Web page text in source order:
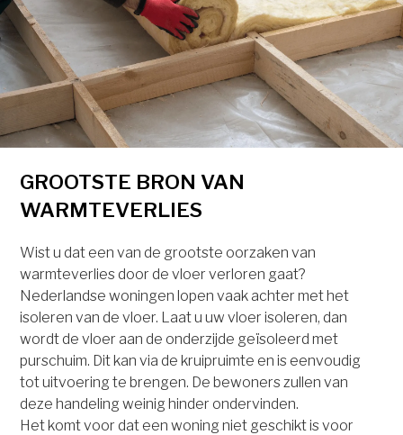
GROOTSTE BRON VAN
WARMTEVERLIES
Wist u dat een van de grootste oorzaken van
warmteverlies door de vloer verloren gaat?
Nederlandse woningen lopen vaak achter met het
isoleren van de vloer. Laat u uw vloer isoleren, dan
wordt de vloer aan de onderzijde geïsoleerd met
purschuim. Dit kan via de kruipruimte en is eenvoudig
tot uitvoering te brengen. De bewoners zullen van
deze handeling weinig hinder ondervinden.
Het komt voor dat een woning niet geschikt is voor